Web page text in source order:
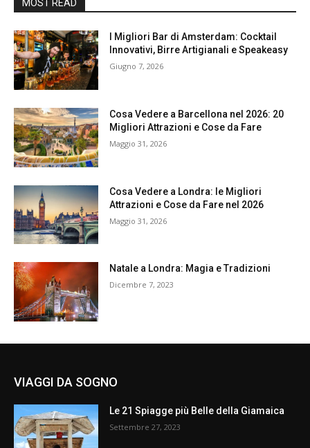
MOST READ
I Migliori Bar di Amsterdam: Cocktail
Innovativi, Birre Artigianali e Speakeasy
Giugno 7, 2026
Cosa Vedere a Barcellona nel 2026: 20
Migliori Attrazioni e Cose da Fare
Maggio 31, 2026
Cosa Vedere a Londra: le Migliori
Attrazioni e Cose da Fare nel 2026
Maggio 31, 2026
Natale a Londra: Magia e Tradizioni
Dicembre 7, 2023
VIAGGI DA SOGNO
Le 21 Spiagge più Belle della Giamaica
Settembre 27, 2023